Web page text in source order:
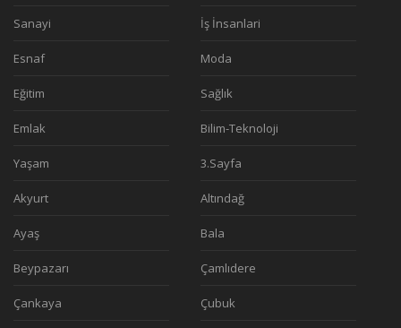
Sanayi İş İnsanlari
Esnaf Moda
Eğitim Sağlık
Emlak Bilim-Teknoloji
Yaşam 3.Sayfa
Akyurt Altındağ
Ayaş Bala
Beypazarı Çamlıdere
Çankaya Çubuk